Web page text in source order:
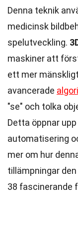
Denna teknik
medicinsk
spelutveckling.
maskiner att
ett mer
avancerade
"se" och tolka
Detta öppnar
automatisering
mer om hur
tillämpningar
38 fascinerande